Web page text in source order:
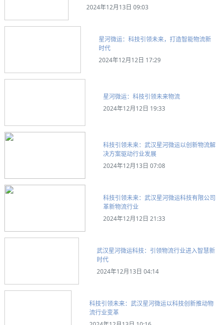
2024年12月13日 09:03
星河微运：科技引领未来，打造智能物流新
时代
2024年12月12日 17:29
星河微运：科技引领未来物流
2024年12月12日 19:33
科技引领未来：武汉星河微运以创新物流解
决方案驱动行业发展
2024年12月13日 07:08
科技引领未来：武汉星河微运科技有限公司
革新物流行业
2024年12月12日 21:33
武汉星河微运科技：引领物流行业进入智慧新
时代
2024年12月13日 04:14
科技引领未来：武汉星河微运以科技创新推动物
流行业变革